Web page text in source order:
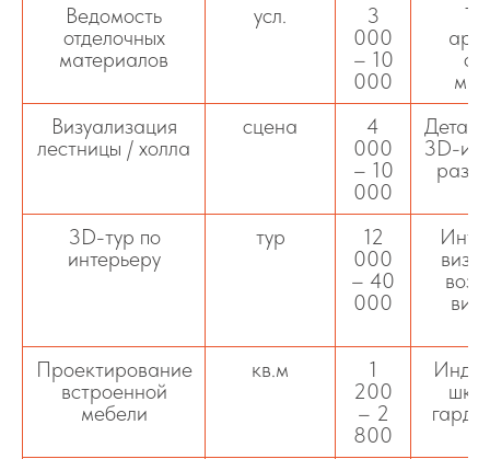
Ведомость
отделочных
материалов
усл.
3
000
– 10
000
Визуализация
лестницы / холла
сцена
4
000
– 10
000
3D-
3D-тур по
интерьеру
тур
12
000
– 40
000
Проектирование
встроенной
мебели
кв.м
1
200
– 2
800